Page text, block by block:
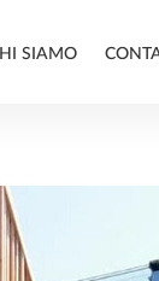
SIAMO